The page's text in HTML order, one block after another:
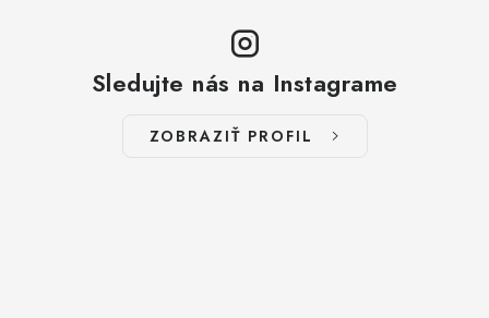
Sledujte nás na Instagrame
ZOBRAZIŤ PROFIL